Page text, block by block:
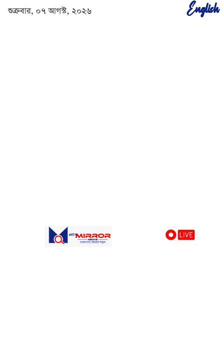
শুক্রবার, ০৭ আগস্ট, ২০২৬ English